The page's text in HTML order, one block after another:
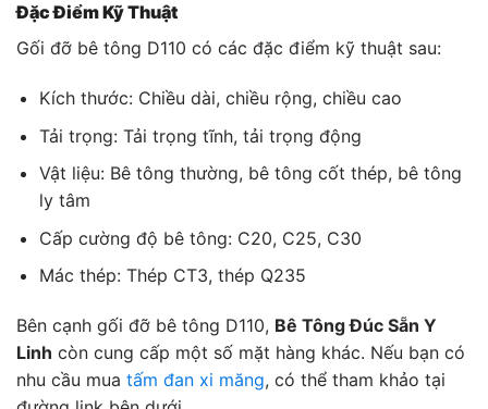
Đặc Điểm Kỹ Thuật
Gối đỡ bê tông D110 có các đặc điểm kỹ thuật sau:
Kích thước: Chiều dài, chiều rộng, chiều cao
Tải trọng: Tải trọng tĩnh, tải trọng động
Vật liệu: Bê tông thường, bê tông cốt thép, bê tông
ly tâm
Cấp cường độ bê tông: C20, C25, C30
Mác thép: Thép CT3, thép Q235
Bên cạnh gối đỡ bê tông D110, Bê Tông Đúc Sẵn Y
Linh còn cung cấp một số mặt hàng khác. Nếu bạn có
nhu cầu mua tấm đan xi măng, có thể tham khảo tại